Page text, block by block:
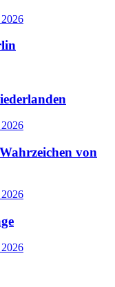
von